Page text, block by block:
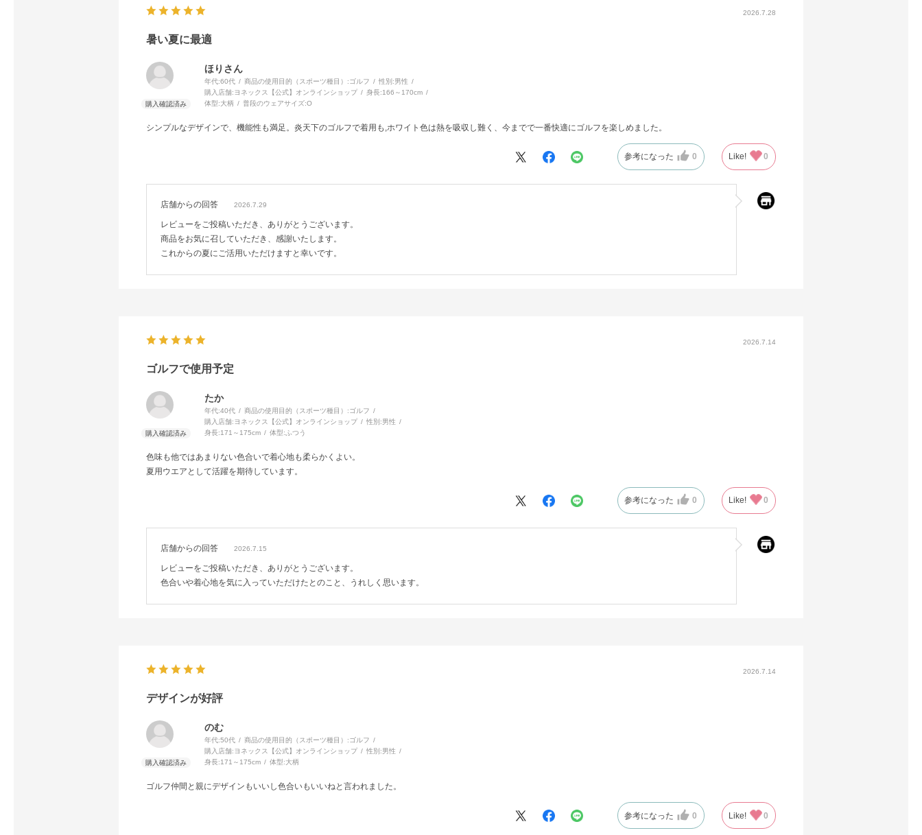
2026.7.28
暑い夏に最適
ほりさん
年代:60代 商品の使用目的（スポーツ種目）:ゴルフ 性別:男性
購入店舗: ヨネックス【公式】オンラインショップ 身長:166～170cm
体型:大柄 普段のウェアサイズ:O
シンプルなデザインで、機能性も満足。炎天下のゴルフで着用も,ホワイト色は熱を吸収し難く、今までで一番快適にゴルフを楽しめました。
参考になった 0 Like! 0
店舗からの回答 2026.7.29
レビューをご投稿いただき、ありがとうございます。
商品をお気に召していただき、感謝いたします。
これからの夏にご活用いただけますと幸いです。
2026.7.14
ゴルフで使用予定
たか
年代:40代 商品の使用目的（スポーツ種目）:ゴルフ
購入店舗:ヨネックス【公式】オンラインショップ 性別:男性
身長:171～175cm 体型:ふつう
色味も他ではあまりない色合いで着心地も柔らかくよい。
夏用ウエアとして活躍を期待しています。
参考になった 0 Like! 0
店舗からの回答 2026.7.15
レビューをご投稿いただき、ありがとうございます。
色合いや着心地を気に入っていただけたとのこと、うれしく思います。
2026.7.14
デザインが好評
のむ
年代:50代 商品の使用目的（スポーツ種目）:ゴルフ
購入店舗:ヨネックス【公式】オンラインショップ 性別:男性
身長:171～175cm 体型:大柄
ゴルフ仲間と親にデザインもいいし色合いもいいねと言われました。
参考になった 0 Like! 0